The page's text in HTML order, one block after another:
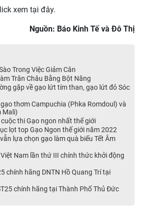
xem tại đây.
Nguồn: Báo Kinh Tế và Đô Thị
Trong Việc Giảm Cân
Trân Châu Bằng Bột Năng
gặp về gạo lứt tím than, gạo lứt đỏ Sóc
thơm Campuchia (Phka Romdoul) và
Mali)
thi Gạo ngon nhất thế giới
lọt top Gạo Ngon thế giới năm 2022
lựa chọn gạo làm quà biếu Tết Âm
Nam lần thứ III chính thức khởi động
chính hãng DNTN Hồ Quang Trí tại
chính hãng tại Thành Phố Thủ Đức